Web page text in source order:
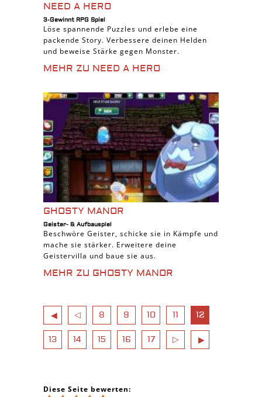
NEED A HERO
3-Gewinnt RPG Spiel
Löse spannende Puzzles und erlebe eine
packende Story. Verbessere deinen Helden
und beweise Stärke gegen Monster.
MEHR ZU NEED A HERO
GHOSTY MANOR
Geister- & Aufbauspiel
Beschwöre Geister, schicke sie in Kämpfe und
mache sie stärker. Erweitere deine
Geistervilla und baue sie aus.
MEHR ZU GHOSTY MANOR
◀ ◁ 8 9 10 11 12
13 14 15 16 17 ▷ ▶
Diese Seite bewerten: